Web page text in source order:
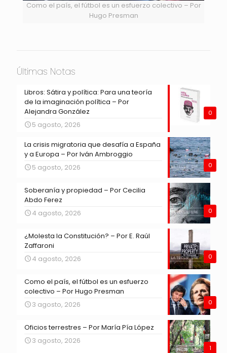
Como el país, el fútbol es un esfuerzo colectivo – Por
Hugo Presman
Últimas Notas
0
Libros: Sátira y política: Para una teoría
de la imaginación política – Por
Alejandra González
5 agosto, 2026
0
La crisis migratoria que desafía a España
y a Europa – Por Iván Ambroggio
5 agosto, 2026
0
Soberanía y propiedad – Por Cecilia
Abdo Ferez
4 agosto, 2026
0
¿Molesta la Constitución? – Por E. Raúl
Zaffaroni
4 agosto, 2026
0
Como el país, el fútbol es un esfuerzo
colectivo – Por Hugo Presman
3 agosto, 2026
1
Oficios terrestres – Por María Pía López
3 agosto, 2026